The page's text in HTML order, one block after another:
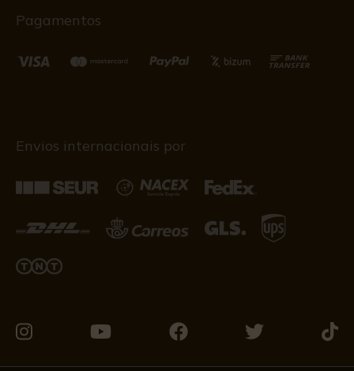
Pagamentos
Envios internacionais por